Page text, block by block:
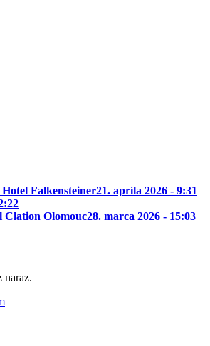
Falkensteiner21. apríla 2026 - 9:31
Clation Olomouc28. marca 2026 - 15:03
naraz.